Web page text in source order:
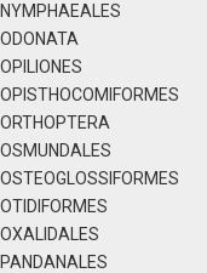
NYMPHAEALES
ODONATA
OPILIONES
OPISTHOCOMIFORMES
ORTHOPTERA
OSMUNDALES
OSTEOGLOSSIFORMES
OTIDIFORMES
OXALIDALES
PANDANALES